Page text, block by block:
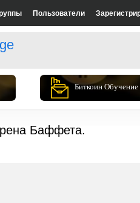
Пользователи
Биткоин Обучение
Баффета.